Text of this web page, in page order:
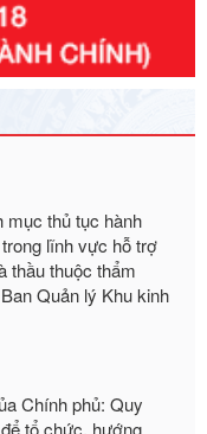
Chính phủ: Quy
đoạn 2026 - 2030
thủ tục hành
lĩnh vực hỗ trợ
thầu thuộc thẩm
Quản lý Khu kinh
Chính phủ: Quy
tổ chức, hướng